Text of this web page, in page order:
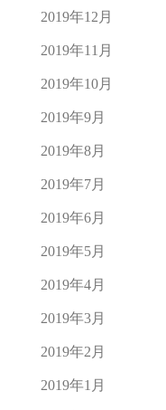
2019年12月
2019年11月
2019年10月
2019年9月
2019年8月
2019年7月
2019年6月
2019年5月
2019年4月
2019年3月
2019年2月
2019年1月